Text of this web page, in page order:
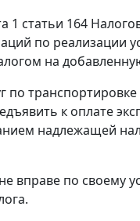
1 статьи 164
по реализации
на
по
к оплате
надлежащей
вправе по своему